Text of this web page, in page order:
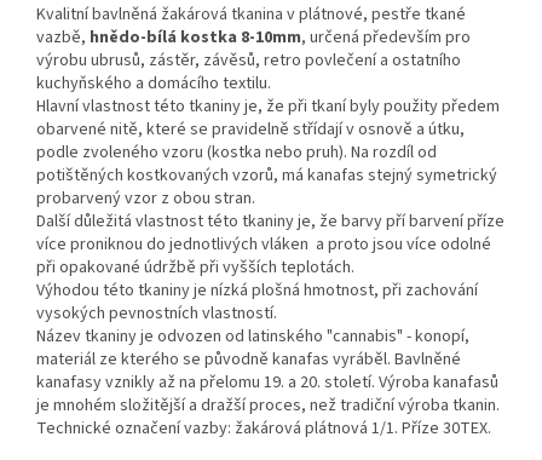
Kvalitní bavlněná žakárová tkanina v plátnové, pestře tkané
vazbě, hnědo-bílá kostka 8-10mm, určená především pro
výrobu ubrusů, zástěr, závěsů, retro povlečení a ostatního
kuchyňského a domácího textilu.
Hlavní vlastnost této tkaniny je, že při tkaní byly použity předem
obarvené nitě, které se pravidelně střídají v osnově a útku,
podle zvoleného vzoru (kostka nebo pruh). Na rozdíl od
potištěných kostkovaných vzorů, má kanafas stejný symetrický
probarvený vzor z obou stran.
Další důležitá vlastnost této tkaniny je, že barvy pří barvení příze
více proniknou do jednotlivých vláken a proto jsou více odolné
při opakované údržbě při vyšších teplotách.
Výhodou této tkaniny je nízká plošná hmotnost, při zachování
vysokých pevnostních vlastností.
Název tkaniny je odvozen od latinského "cannabis" - konopí,
materiál ze kterého se původně kanafas vyráběl. Bavlněné
kanafasy vznikly až na přelomu 19. a 20. století. Výroba kanafasů
je mnohém složitější a dražší proces, než tradiční výroba tkanin.
Technické označení vazby: žakárová plátnová 1/1. Příze 30TEX.